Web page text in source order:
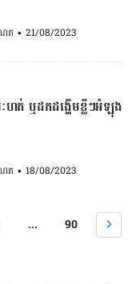
ត • 21/08/2023
ហត់ ឬដកដង្ហើមខ្លីៗអំឡុង
ត • 18/08/2023
... 90